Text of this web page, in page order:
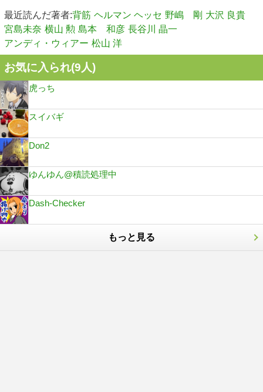
最近読んだ著者:背筋 ヘルマン ヘッセ 野嶋 剛 大沢 良貴
宮島未奈 横山 勲 島本 和彦 長谷川 晶一
アンディ・ウィアー 松山 洋
お気に入られ(9人)
虎っち
スイバギ
Don2
ゆんゆん@積読処理中
Dash-Checker
もっと見る